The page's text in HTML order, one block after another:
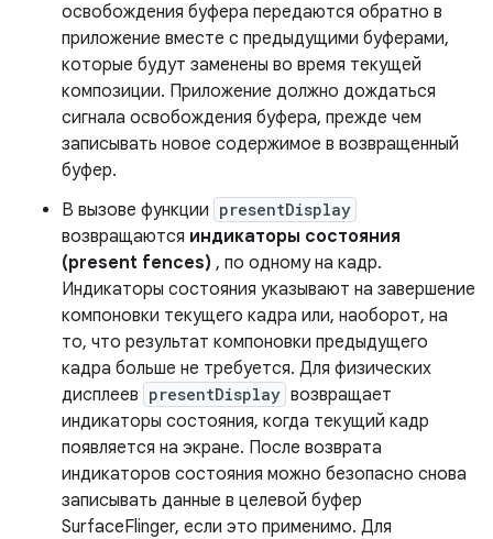
освобождения буфера передаются обратно в
приложение вместе с предыдущими буферами,
которые будут заменены во время текущей
композиции. Приложение должно дождаться
сигнала освобождения буфера, прежде чем
записывать новое содержимое в возвращенный
буфер.
В вызове функции presentDisplay
возвращаются индикаторы состояния
(present fences) , по одному на кадр.
Индикаторы состояния указывают на завершение
компоновки текущего кадра или, наоборот, на
то, что результат компоновки предыдущего
кадра больше не требуется. Для физических
дисплеев presentDisplay возвращает
индикаторы состояния, когда текущий кадр
появляется на экране. После возврата
индикаторов состояния можно безопасно снова
записывать данные в целевой буфер
SurfaceFlinger, если это применимо. Для